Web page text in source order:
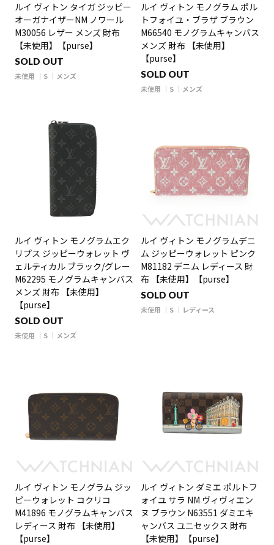
ルイ ヴィトン タイガ ジッピー
オーガナイザーNM ノワール
M30056 レザー メンズ 財布
【未使用】【purse】
SOLD OUT
未使用 S メンズ
ルイ ヴィトン モノグラム ポル
トフォイユ・ブラザ ブラウン
M66540 モノグラムキャンバス
メンズ 財布 【未使用】
【purse】
SOLD OUT
未使用 S メンズ
ルイ ヴィトン モノグラムエク
リプス ジッピーウォレット ヴ
ェルティカル ブラック/グレー
M62295 モノグラムキャンバス
メンズ 財布 【未使用】
【purse】
SOLD OUT
未使用 S メンズ
ルイ ヴィトン モノグラムデニ
ム ジッピーウォレット ピンク
M81182 デニム レディース 財
布 【未使用】【purse】
SOLD OUT
未使用 S レディース
ルイ ヴィトン モノグラム ジッ
ピーウォレット コクリコ
M41896 モノグラムキャンバス
レディース 財布 【未使用】
【purse】
ルイ ヴィトン ダミエ ポルトフ
ォイユ サラ NM ヴィヴィエン
ヌ ブラウン N63551 ダミエキ
ャンバス ユニセックス 財布
【未使用】【purse】